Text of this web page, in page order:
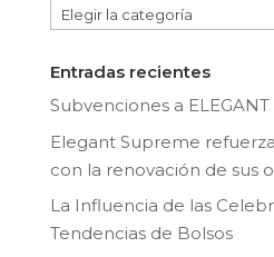
Categorías
Entradas recientes
Subvenciones a ELEGANT
Elegant Supreme
con la renovación de sus
La Influencia de las
Tendencias de Bolsos